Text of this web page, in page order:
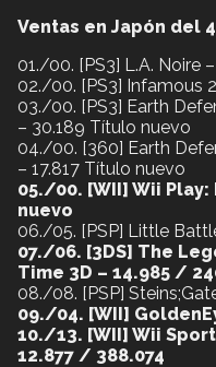
Ventas en Japón del
01./00. [PS3] L.A. Noire
02./00. [PS3] Infamous
03./00. [PS3] Earth
– 30.189 Título nuevo
04./00. [360] Earth
– 17.817 Título nuevo
05./00. [WII] Wii
nuevo
06./05. [PSP] Little
07./06. [3DS] The
Time 3D – 14.985 /
08./08. [PSP]
09./04. [WII]
10./13. [WII] Wii
12.877 / 388.074